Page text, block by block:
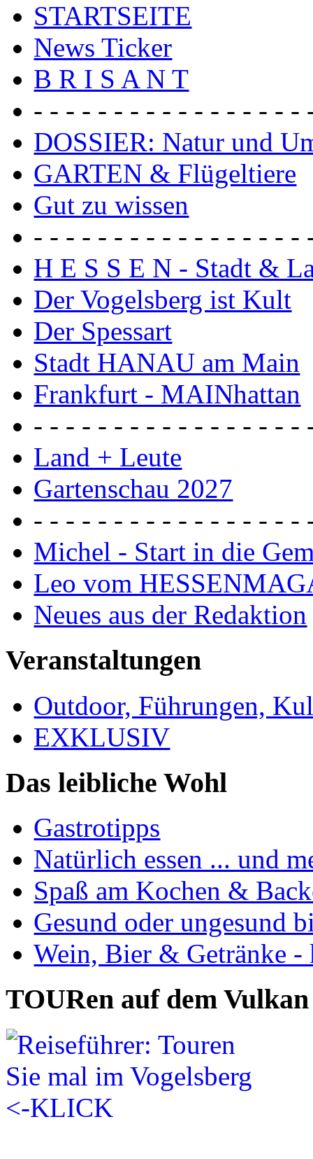
STARTSEITE
News Ticker
B R I S A N T
- - - - - - - - - - - - - - - - -
DOSSIER: Natur und
GARTEN & Flügeltiere
Gut zu wissen
- - - - - - - - - - - - - - - - -
H E S S E N - Stadt &
Der Vogelsberg ist Kult
Der Spessart
Stadt HANAU am Main
Frankfurt - MAINhattan
- - - - - - - - - - - - - - - - -
Land + Leute
Gartenschau 2027
- - - - - - - - - - - - - - - - -
Michel - Start in die
Leo vom
Neues aus der Redaktion
Veranstaltungen
Outdoor, Führungen,
EXKLUSIV
Das leibliche Wohl
Gastrotipps
Natürlich essen ... und
Spaß am Kochen &
Gesund oder ungesund
Wein, Bier & Getränke -
TOURen auf dem Vulkan